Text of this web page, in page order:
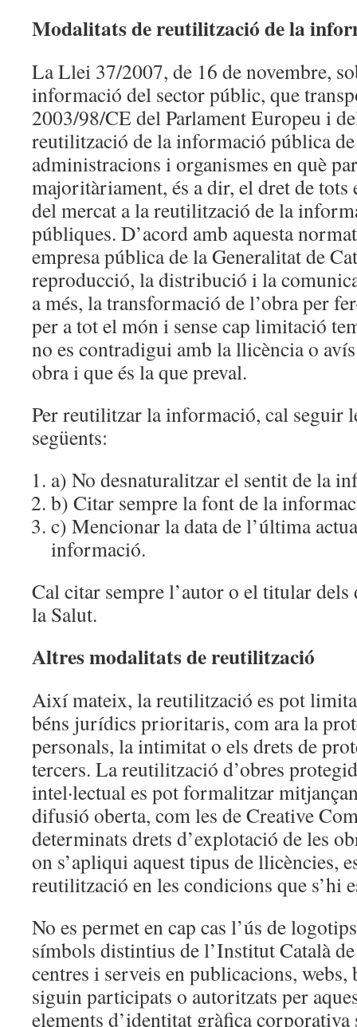
Modalitats de reutilització de la
La Llei 37/2007, de 16 de novembre,
informació del sector públic, que
2003/98/CE del Parlament Europeu i
reutilització de la informació pública
administracions i organismes en què
majoritàriament, és a dir, el dret de tots
del mercat a la reutilització de la
públiques. D’acord amb aquesta
empresa pública de la Generalitat de
reproducció, la distribució i la
a més, la transformació de l’obra per
per a tot el món i sense cap limitació
no es contradigui amb la llicència o
obra i que és la que preval.
Per reutilitzar la informació, cal seguir
següents:
a) No desnaturalitzar el sentit de la
b) Citar sempre la font de la
c) Mencionar la data de l’última
informació.
Cal citar sempre l’autor o el titular
la Salut.
Altres modalitats de reutilització
Així mateix, la reutilització es pot
béns jurídics prioritaris, com ara la
personals, la intimitat o els drets de
tercers. La reutilització d’obres
intel·lectual es pot formalitzar
difusió oberta, com les de Creative
determinats drets d’explotació de les
on s’apliqui aquest tipus de llicències,
reutilització en les condicions que s’hi
No es permet en cap cas l’ús de
símbols distintius de l’Institut Català
centres i serveis en publicacions, webs,
siguin participats o autoritzats per
elements d’identitat gràfica